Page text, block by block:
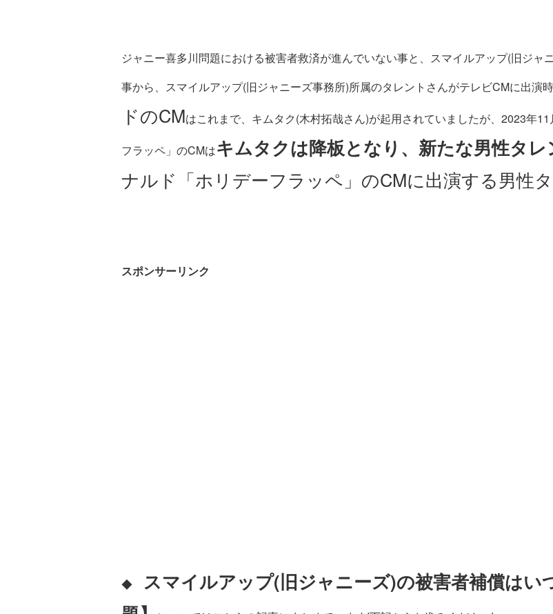
ジャニー喜多川問題における被害者救済が進んでいない事と、スマイルアップ(旧ジャ
事から、スマイルアップ(旧ジャニーズ事務所)所属のタレントさんがテレビCMに出演
ドのCMはこれまで、キムタク(木村拓哉さん)が起用されていましたが、2023年
フラッペ」のCMはキムタクは降板となり、新たな男性タ
ナルド「ホリデーフラッペ」のCMに出演する男性
スポンサーリンク
◆ スマイルアップ(旧ジャニーズ)の被害者補償はい